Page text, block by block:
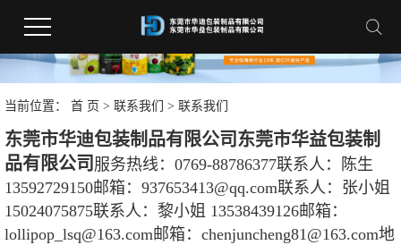
当前位置： 首 页 > 联系我们 > 联系我们
东莞市华迪包装制品有限公司 东莞市华益包装制
品有限公司 服务热线：0769-88786377联系人：陈生
13592729150邮箱：937653413@qq.com联系人：张小姐
15024075875联系人：黎小姐 13538439126邮箱：
lollipop_lsq@163.com邮箱：chenjuncheng81@163.com地